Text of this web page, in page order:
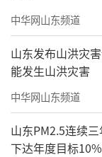
中华网山东频道
山东发布山洪灾
能发生山洪灾害
中华网山东频道
山东PM2.5连续
下达年度目标